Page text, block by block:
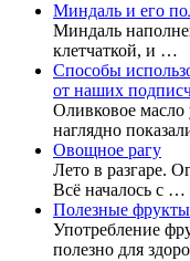
Миндаль и его
Миндаль
клетчаткой, и …
Способы
от наших
Оливковое
наглядно
Овощное рагу
Лето в разгаре.
Всё началось с …
Полезные
Употребление
полезно для